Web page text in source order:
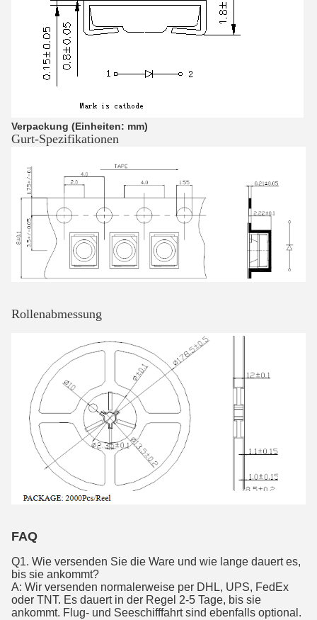
Verpackung (Einheiten: mm)
Gurt-Spezifikationen
Rollenabmessung
FAQ
Q1. Wie versenden Sie die Ware und wie lange dauert es,
bis sie ankommt?
A: Wir versenden normalerweise per DHL, UPS, FedEx
oder TNT. Es dauert in der Regel 2-5 Tage, bis sie
ankommt. Flug- und Seeschifffahrt sind ebenfalls optional.